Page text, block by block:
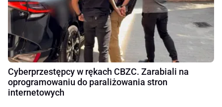
Cyberprzestępcy w rękach CBZC. Zarabiali na
oprogramowaniu do paraliżowania stron
internetowych